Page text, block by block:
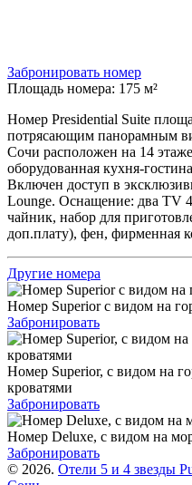
Забронировать номер
Площадь номера: 175 м²
Номер Presidential Suite
потрясающим панорамным
Сочи расположен на 14
оборудованная кухня-
Включен доступ в
Lounge. Оснащение: два TV
чайник, набор для
доп.плату), фен, фирменная
Другие номера
Номер Superior с видом на
Забронировать
Номер Superior, с видом на
кроватями
Забронировать
Номер Deluxe, с видом на
Забронировать
© 2026. Отели 5 и 4 звезды